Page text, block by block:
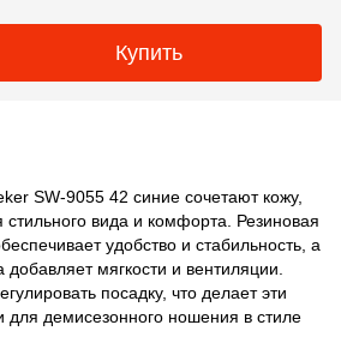
Купить
SW-9055 42 синие сочетают кожу,
стильного вида и комфорта. Резиновая
удобство и стабильность, а
добавляет мягкости и вентиляции.
посадку, что делает эти
для демисезонного ношения в стиле